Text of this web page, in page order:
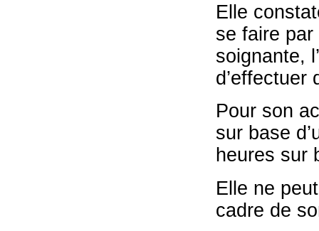
Elle
se faire par
soignante,
d’effectuer
Pour son
sur base
heures sur
Elle ne
cadre de